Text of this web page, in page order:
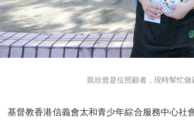
凱欣曾是位照顧者，現時幫忙做
基督教香港信義會太和青少年綜合服務中心社